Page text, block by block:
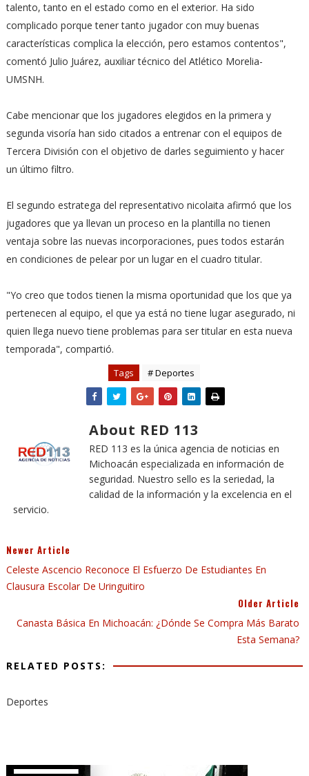
talento, tanto en el estado como en el exterior. Ha sido
complicado porque tener tanto jugador con muy buenas
características complica la elección, pero estamos contentos",
comentó Julio Juárez, auxiliar técnico del Atlético Morelia-
UMSNH.
Cabe mencionar que los jugadores elegidos en la primera y
segunda visoría han sido citados a entrenar con el equipos de
Tercera División con el objetivo de darles seguimiento y hacer
un último filtro.
El segundo estratega del representativo nicolaita afirmó que los
jugadores que ya llevan un proceso en la plantilla no tienen
ventaja sobre las nuevas incorporaciones, pues todos estarán
en condiciones de pelear por un lugar en el cuadro titular.
"Yo creo que todos tienen la misma oportunidad que los que ya
pertenecen al equipo, el que ya está no tiene lugar asegurado, ni
quien llega nuevo tiene problemas para ser titular en esta nueva
temporada", compartió.
Tags # Deportes
About RED 113
RED 113 es la única agencia de noticias en
Michoacán especializada en información de
seguridad. Nuestro sello es la seriedad, la
calidad de la información y la excelencia en el
servicio.
Newer Article
Celeste Ascencio Reconoce El Esfuerzo De Estudiantes En
Clausura Escolar De Uringuitiro
Older Article
Canasta Básica En Michoacán: ¿Dónde Se Compra Más Barato
Esta Semana?
RELATED POSTS:
Deportes